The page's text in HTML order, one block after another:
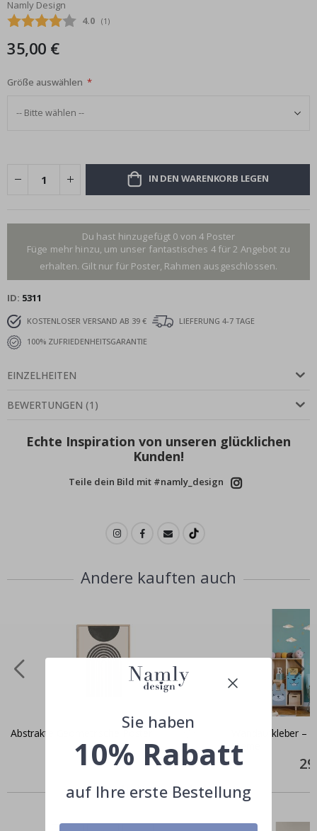
Bildgalerie
springen
Namly Design
Durchschnittliche Bewertung:
4.0 (abgegebene bewertungen:
1 )
35,00 €
Größe auswählen
IN DEN WARENKORB LEGEN
Du hast hinzugefügt 0 von 4 Poster
Füge mehr hinzu, um unser fantastisches 4 für 2 Angebot zu
erhalten. Gilt nur für Poster, Rahmen ausgeschlossen.
ID 5311
KOSTENLOSER VERSAND AB 39 €
LIEFERUNG 4-7 TAGE
100% ZUFRIEDENHEITSGARANTIE
EINZELHEITEN
BEWERTUNGEN (1 )
Echte Inspiration von unseren glücklichen
Kunden!
Teile dein Bild mit #namly_design
Andere kauften auch
Abstrakte Geometrische Poster
Special
Price
11,00 €
Wandaufkleber –
Sterne
Ähnliche produkte
Sie haben
10% Rabatt
auf Ihre erste Bestellung